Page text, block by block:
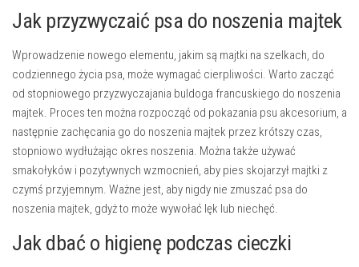
Jak przyzwyczaić psa do noszenia majtek
Wprowadzenie nowego elementu, jakim są majtki na szelkach, do
codziennego życia psa, może wymagać cierpliwości. Warto zacząć
od stopniowego przyzwyczajania buldoga francuskiego do noszenia
majtek. Proces ten można rozpocząć od pokazania psu akcesorium, a
następnie zachęcania go do noszenia majtek przez krótszy czas,
stopniowo wydłużając okres noszenia. Można także używać
smakołyków i pozytywnych wzmocnień, aby pies skojarzył majtki z
czymś przyjemnym. Ważne jest, aby nigdy nie zmuszać psa do
noszenia majtek, gdyż to może wywołać lęk lub niechęć.
Jak dbać o higienę podczas cieczki